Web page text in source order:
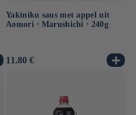
Yakiniku saus met appel uit
Aomori ⋅ Marushichi ⋅ 240g
Normale
11.80 €